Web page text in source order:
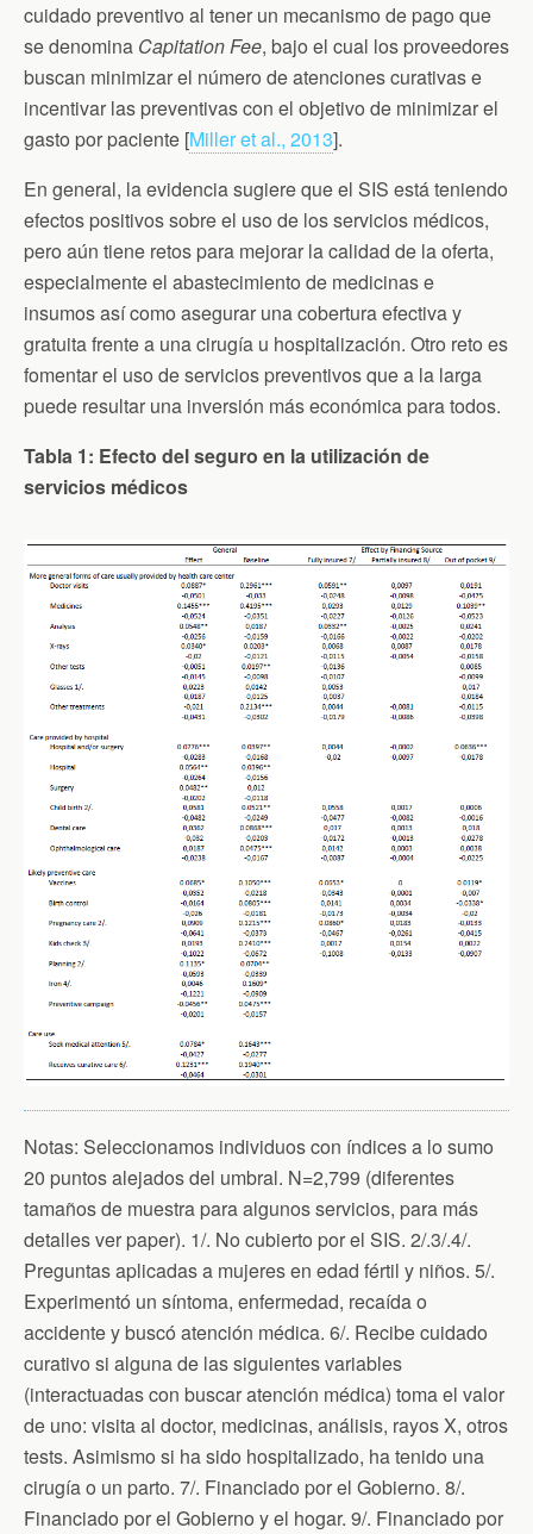
cuidado preventivo al tener un mecanismo de pago que
se denomina Capitation Fee, bajo el cual los proveedores
buscan minimizar el número de atenciones curativas e
incentivar las preventivas con el objetivo de minimizar el
gasto por paciente [Miller et al., 2013].
En general, la evidencia sugiere que el SIS está teniendo
efectos positivos sobre el uso de los servicios médicos,
pero aún tiene retos para mejorar la calidad de la oferta,
especialmente el abastecimiento de medicinas e
insumos así como asegurar una cobertura efectiva y
gratuita frente a una cirugía u hospitalización. Otro reto es
fomentar el uso de servicios preventivos que a la larga
puede resultar una inversión más económica para todos.
Tabla 1: Efecto del seguro en la utilización de
servicios médicos
Notas: Seleccionamos individuos con índices a lo sumo
20 puntos alejados del umbral. N=2,799 (diferentes
tamaños de muestra para algunos servicios, para más
detalles ver paper). 1/. No cubierto por el SIS. 2/.3/.4/.
Preguntas aplicadas a mujeres en edad fértil y niños. 5/.
Experimentó un síntoma, enfermedad, recaída o
accidente y buscó atención médica. 6/. Recibe cuidado
curativo si alguna de las siguientes variables
(interactuadas con buscar atención médica) toma el valor
de uno: visita al doctor, medicinas, análisis, rayos X, otros
tests. Asimismo si ha sido hospitalizado, ha tenido una
cirugía o un parto. 7/. Financiado por el Gobierno. 8/.
Financiado por el Gobierno y el hogar. 9/. Financiado por